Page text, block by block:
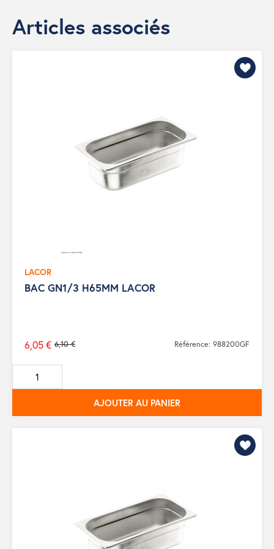
Articles associés
LACOR
BAC GN1/3 H65MM LACOR
Prix
de
base
6,10 €
6,05 € Référence: 988200GF
AJOUTER AU PANIER